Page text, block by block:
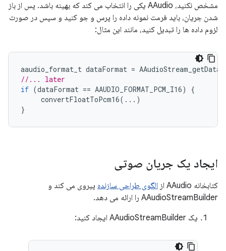
مشخص نکنید، AAudio یکی را انتخاب می کند که بهینه باشد. پس از باز
شدن جریان، باید فرمت نمونه داده را پرس و جو کنید و سپس در صورت
لزوم داده ها را تبدیل کنید، مانند این مثال:
aaudio_format_t dataFormat =
//... later
if (dataFormat == AAUDIO_FORMAT_PCM_I16)
{
convertFloatToPcm16(...)
}
ایجاد یک جریان صوتی
کتابخانه AAudio از الگوی طراحی سازنده پیروی می کند و
AAudioStreamBuilder را ارائه می دهد.
یک AAudioStreamBuilder ایجاد کنید: